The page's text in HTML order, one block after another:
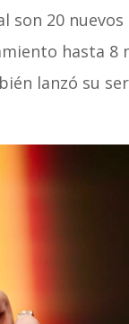
son 20 nuevos
hasta 8
lanzó su